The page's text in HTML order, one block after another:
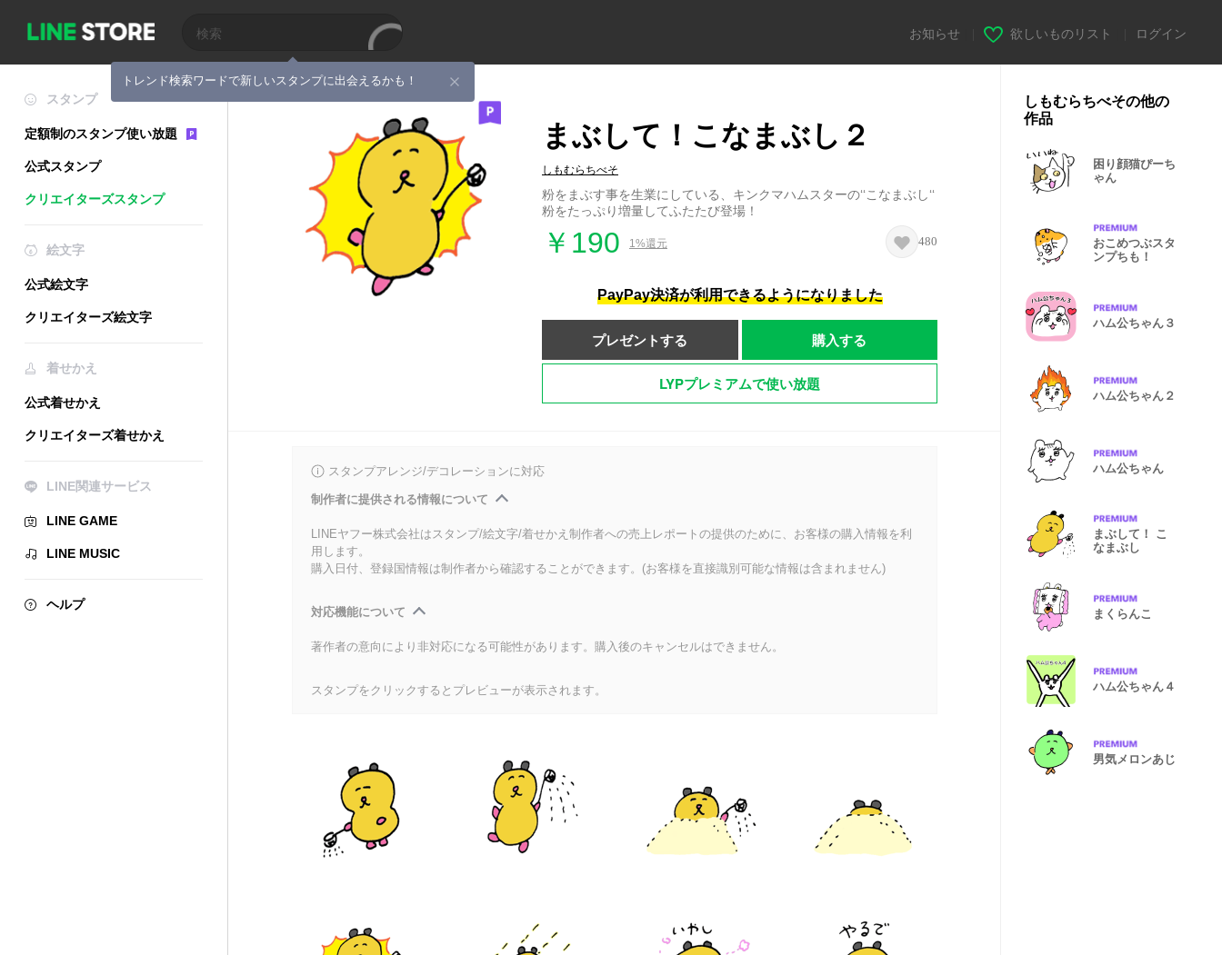
トレンド検索ワードで新しいスタンプに出会えるかも！
お知らせ 欲しいものリスト ログイン
スタンプ
定額制のスタンプ使い放題
公式スタンプ
クリエイターズスタンプ
絵文字
公式絵文字
クリエイターズ絵文字
着せかえ
公式着せかえ
クリエイターズ着せかえ
LINE関連サービス
LINE GAME
LINE MUSIC
ヘルプ
まぶして！こなまぶし２
しもむらちべそ
粉をまぶす事を生業にしている、キンクマハムスターの‘‘こなまぶし‘‘
粉をたっぷり増量してふたたび登場！
￥190 1%還元 480
PayPay決済が利用できるようになりました
プレゼントする 購入する
LYPプレミアムで使い放題
スタンプアレンジ/デコレーションに対応
制作者に提供される情報について
LINEヤフー株式会社はスタンプ/絵文字/着せかえ制作者への売上レポートの提供のために、お客様の購入情報を利
用します。
購入日付、登録国情報は制作者から確認することができます。(お客様を直接識別可能な情報は含まれません)
対応機能について
著作者の意向により非対応になる可能性があります。購入後のキャンセルはできません。
スタンプをクリックするとプレビューが表示されます。
しもむらちべその他の
作品
困り顔猫ぴーち
ゃん
おこめつぶスタ
ンプちも！
ハム公ちゃん３
ハム公ちゃん２
ハム公ちゃん
まぶして！ こ
なまぶし
まくらんこ
ハム公ちゃん４
男気メロンあじ